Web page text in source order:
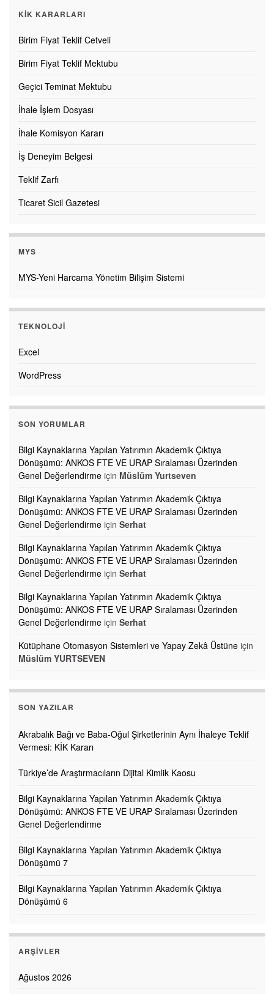
KİK KARARLARI
Birim Fiyat Teklif Cetveli
Birim Fiyat Teklif Mektubu
Geçici Teminat Mektubu
İhale İşlem Dosyası
İhale Komisyon Kararı
İş Deneyim Belgesi
Teklif Zarfı
Ticaret Sicil Gazetesi
MYS
MYS-Yeni Harcama Yönetim Bilişim Sistemi
TEKNOLOJI
Excel
WordPress
SON YORUMLAR
Bilgi Kaynaklarına Yapılan Yatırımın Akademik Çıktıya
Dönüşümü: ANKOS FTE VE URAP Sıralaması Üzerinden
Genel Değerlendirme için Müslüm Yurtseven
Bilgi Kaynaklarına Yapılan Yatırımın Akademik Çıktıya
Dönüşümü: ANKOS FTE VE URAP Sıralaması Üzerinden
Genel Değerlendirme için Serhat
Bilgi Kaynaklarına Yapılan Yatırımın Akademik Çıktıya
Dönüşümü: ANKOS FTE VE URAP Sıralaması Üzerinden
Genel Değerlendirme için Serhat
Bilgi Kaynaklarına Yapılan Yatırımın Akademik Çıktıya
Dönüşümü: ANKOS FTE VE URAP Sıralaması Üzerinden
Genel Değerlendirme için Serhat
Kütüphane Otomasyon Sistemleri ve Yapay Zekâ Üstüne için
Müslüm YURTSEVEN
SON YAZILAR
Akrabalık Bağı ve Baba-Oğul Şirketlerinin Aynı İhaleye Teklif
Vermesi: KİK Kararı
Türkiye’de Araştırmacıların Dijital Kimlik Kaosu
Bilgi Kaynaklarına Yapılan Yatırımın Akademik Çıktıya
Dönüşümü: ANKOS FTE VE URAP Sıralaması Üzerinden
Genel Değerlendirme
Bilgi Kaynaklarına Yapılan Yatırımın Akademik Çıktıya
Dönüşümü 7
Bilgi Kaynaklarına Yapılan Yatırımın Akademik Çıktıya
Dönüşümü 6
ARŞIVLER
Ağustos 2026